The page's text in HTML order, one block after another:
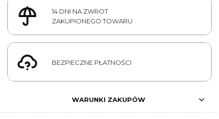
14 DNI NA ZWROT
ZAKUPIONEGO TOWARU
BEZPIECZNE PŁATNOŚCI
WARUNKI ZAKUPÓW